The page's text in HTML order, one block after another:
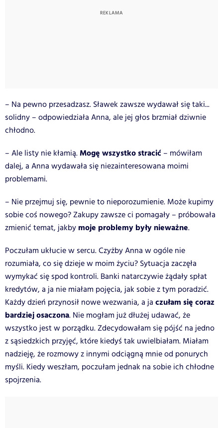
– Na pewno przesadzasz. Sławek zawsze wydawał się taki...
solidny – odpowiedziała Anna, ale jej głos brzmiał dziwnie
chłodno.
– Ale listy nie kłamią.Mogę wszystko stracić – mówiłam
dalej, a Anna wydawała się niezainteresowana moimi
problemami.
– Nie przejmuj się, pewnie to nieporozumienie. Może kupimy
sobie coś nowego? Zakupy zawsze ci pomagały – próbowała
zmienić temat, jakby moje problemy były nieważne.
Poczułam ukłucie w sercu. Czyżby Anna w ogóle nie
rozumiała, co się dzieje w moim życiu? Sytuacja zaczęła
wymykać się spod kontroli. Banki natarczywie żądały spłat
kredytów, a ja nie miałam pojęcia, jak sobie z tym poradzić.
Każdy dzień przynosił nowe wezwania, a ja czułam się coraz
bardziej osaczona. Nie mogłam już dłużej udawać, że
wszystko jest w porządku. Zdecydowałam się pójść na jedno
z sąsiedzkich przyjęć, które kiedyś tak uwielbiałam. Miałam
nadzieję, że rozmowy z innymi odciągną mnie od ponurych
myśli. Kiedy weszłam, poczułam jednak na sobie ich chłodne
spojrzenia.